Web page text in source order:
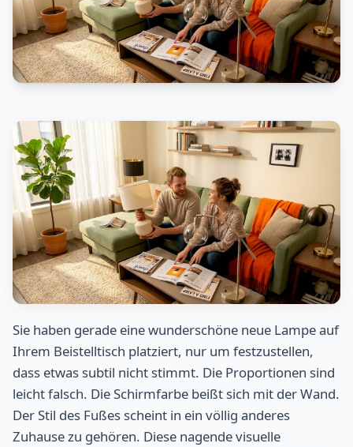
Sie haben gerade eine wunderschöne neue Lampe auf
Ihrem Beistelltisch platziert, nur um festzustellen,
dass etwas subtil nicht stimmt. Die Proportionen sind
leicht falsch. Die Schirmfarbe beißt sich mit der Wand.
Der Stil des Fußes scheint in ein völlig anderes
Zuhause zu gehören. Diese nagende visuelle